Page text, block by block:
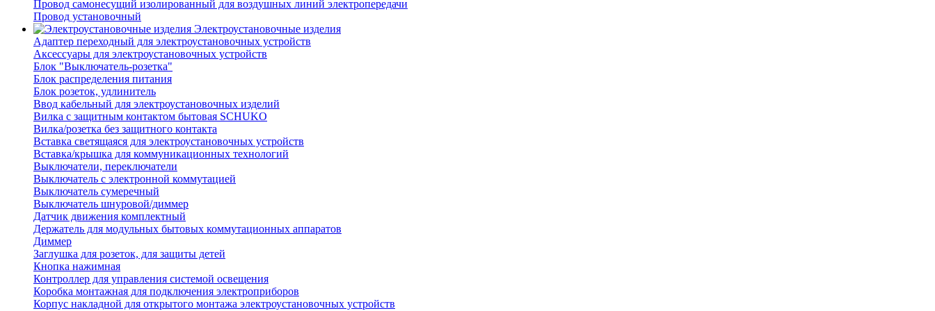
Провод самонесущий изолированный для воздушных линий электропередачи
Провод установочный
Электроустановочные изделия
Адаптер переходный для электроустановочных устройств
Аксессуары для электроустановочных устройств
Блок "Выключатель-розетка"
Блок распределения питания
Блок розеток, удлинитель
Ввод кабельный для электроустановочных изделий
Вилка с защитным контактом бытовая SCHUKO
Вилка/розетка без защитного контакта
Вставка светящаяся для электроустановочных устройств
Вставка/крышка для коммуникационных технологий
Выключатели, переключатели
Выключатель с электронной коммутацией
Выключатель сумеречный
Выключатель шнуровой/диммер
Датчик движения комплектный
Держатель для модульных бытовых коммутационных аппаратов
Диммер
Заглушка для розеток, для защиты детей
Кнопка нажимная
Контроллер для управления системой освещения
Коробка монтажная для подключения электроприборов
Корпус накладной для открытого монтажа электроустановочных устройств